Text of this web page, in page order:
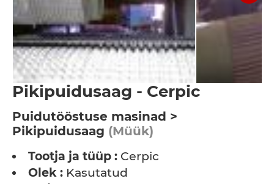
Pikipuidusaag - Cerpic
Puidutööstuse masinad >
Pikipuidusaag (Müük)
Tootja ja tüüp : Cerpic
Olek : Kasutatud